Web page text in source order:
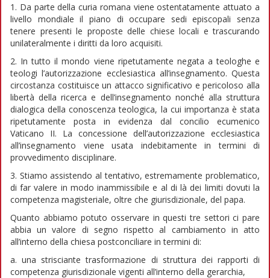
1. Da parte della curia romana viene ostentatamente attuato a
livello mondiale il piano di occupare sedi episcopali senza
tenere presenti le proposte delle chiese locali e trascurando
unilateralmente i diritti da loro acquisiti.
2. In tutto il mondo viene ripetutamente negata a teologhe e
teologi l’autorizzazione ecclesiastica all’insegnamento. Questa
circostanza costituisce un attacco significativo e pericoloso alla
libertà della ricerca e dell’insegnamento nonché alla struttura
dialogica della conoscenza teologica, la cui importanza è stata
ripetutamente posta in evidenza dal concilio ecumenico
Vaticano II. La concessione dell’autorizzazione ecclesiastica
all’insegnamento viene usata indebitamente in termini di
provvedimento disciplinare.
3. Stiamo assistendo al tentativo, estremamente problematico,
di far valere in modo inammissibile e al di là dei limiti dovuti la
competenza magisteriale, oltre che giurisdizionale, del papa.
Quanto abbiamo potuto osservare in questi tre settori ci pare
abbia un valore di segno rispetto al cambiamento in atto
all’interno della chiesa postconciliare in termini di:
a. una strisciante trasformazione di struttura dei rapporti di
competenza giurisdizionale vigenti all’interno della gerarchia,